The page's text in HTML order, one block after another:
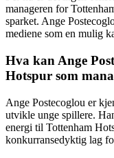
manageren for
sparket. Ange
mediene som en mulig
Hva kan Ange
Hotspur som
Ange Postecoglou er
utvikle unge spillere.
energi til Tottenham
konkurransedyktig lag